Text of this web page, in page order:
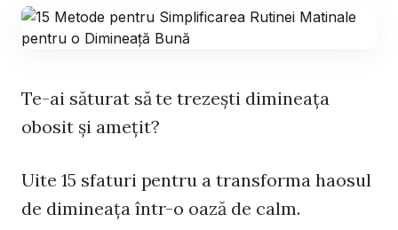
Te-ai săturat să te trezeşti dimineaţa
obosit şi ameţit?
Uite 15 sfaturi pentru a transforma haosul
de dimineaţa într-o oază de calm.